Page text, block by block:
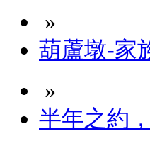
»
葫蘆墩-家
»
半年之約